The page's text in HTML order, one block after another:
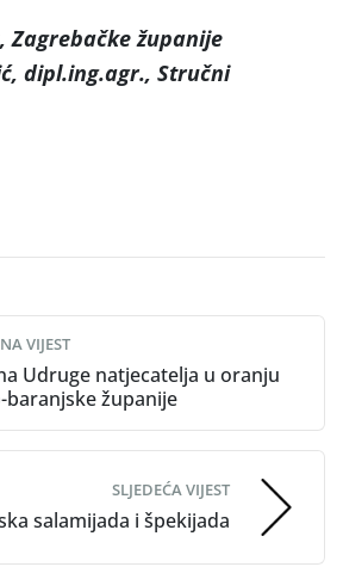
Zagrebačke županije
dipl.ing.agr., Stručni
VIJEST
Udruge natjecatelja u oranju
baranjske županije
SLJEDEĆA VIJEST
salamijada i špekijada